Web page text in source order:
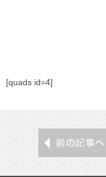
[quads id=4]